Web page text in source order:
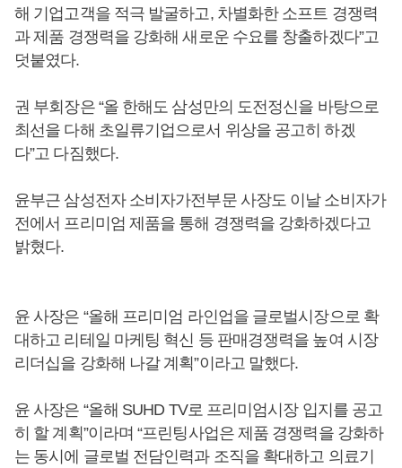
해 기업고객을 적극 발굴하고, 차별화한 소프트 경쟁력
과 제품 경쟁력을 강화해 새로운 수요를 창출하겠다”고
덧붙였다.
권 부회장은 “올 한해도 삼성만의 도전정신을 바탕으로
최선을 다해 초일류기업으로서 위상을 공고히 하겠
다”고 다짐했다.
윤부근 삼성전자 소비자가전부문 사장도 이날 소비자가
전에서 프리미엄 제품을 통해 경쟁력을 강화하겠다고
밝혔다.
윤 사장은 “올해 프리미엄 라인업을 글로벌시장으로 확
대하고 리테일 마케팅 혁신 등 판매경쟁력을 높여 시장
리더십을 강화해 나갈 계획”이라고 말했다.
윤 사장은 “올해 SUHD TV로 프리미엄시장 입지를 공고
히 할 계획”이라며 “프린팅사업은 제품 경쟁력을 강화하
는 동시에 글로벌 전담인력과 조직을 확대하고 의료기